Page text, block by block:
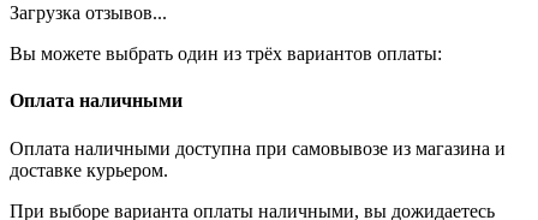
Загрузка отзывов...
Вы можете выбрать один из трёх вариантов оплаты:
Оплата наличными
Оплата наличными доступна при самовывозе из магазина и
доставке курьером.
При выборе варианта оплаты наличными, вы дожидаетесь